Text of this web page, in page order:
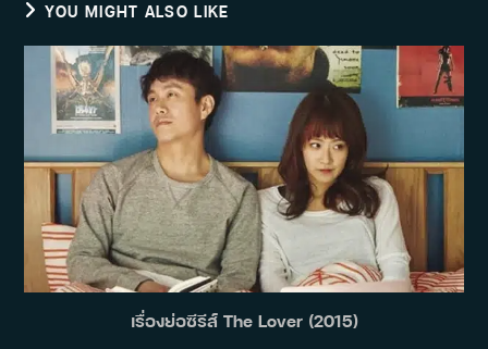
YOU MIGHT ALSO LIKE
เรื่องย่อซีรีส์ The Lover (2015)